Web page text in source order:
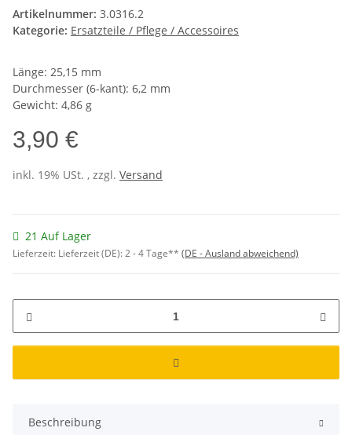
Artikelnummer: 3.0316.2
Kategorie: Ersatzteile / Pflege / Accessoires
Länge: 25,15 mm
Durchmesser (6-kant): 6,2 mm
Gewicht: 4,86 g
3,90 €
inkl. 19% USt. , zzgl. Versand
21 Auf Lager
Lieferzeit: Lieferzeit (DE): 2 - 4 Tage** (DE - Ausland abweichend)
Beschreibung